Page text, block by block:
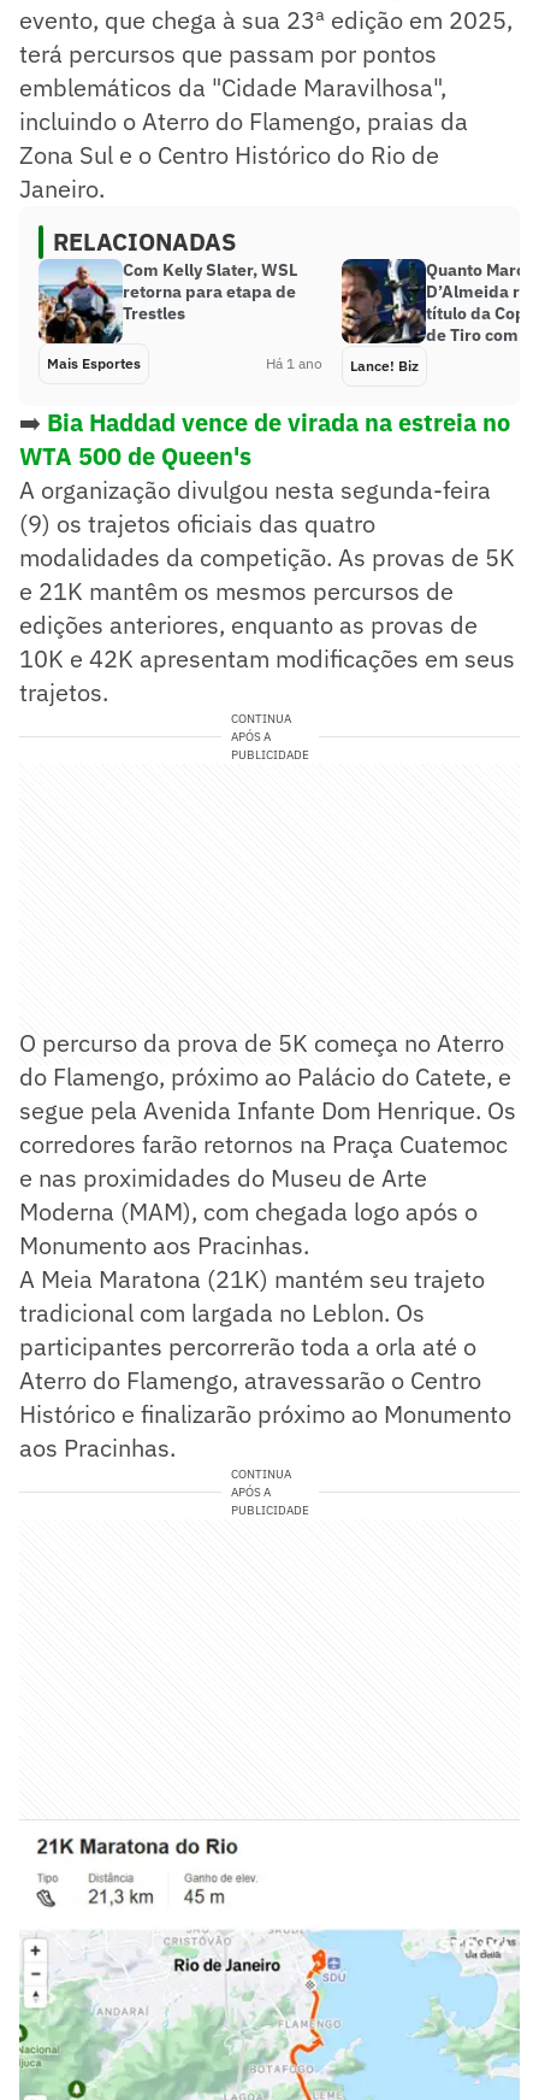
evento, que chega à sua 23ª edição em 2025,
terá percursos que passam por pontos
emblemáticos da "Cidade Maravilhosa",
incluindo o Aterro do Flamengo, praias da
Zona Sul e o Centro Histórico do Rio de
Janeiro.
RELACIONADAS
Com Kelly Slater, WSL
retorna para etapa de
Trestles
Mais Esportes Há 1 ano
Quanto
D’Almeida
título da Copa
de Tiro com
Lance! Biz
➡️ Bia Haddad vence de virada na estreia no
WTA 500 de Queen's
A organização divulgou nesta segunda-feira
(9) os trajetos oficiais das quatro
modalidades da competição. As provas de 5K
e 21K mantêm os mesmos percursos de
edições anteriores, enquanto as provas de
10K e 42K apresentam modificações em seus
trajetos.
CONTINUA
APÓS A
PUBLICIDADE
O percurso da prova de 5K começa no Aterro
do Flamengo, próximo ao Palácio do Catete, e
segue pela Avenida Infante Dom Henrique. Os
corredores farão retornos na Praça Cuatemoc
e nas proximidades do Museu de Arte
Moderna (MAM), com chegada logo após o
Monumento aos Pracinhas.
A Meia Maratona (21K) mantém seu trajeto
tradicional com largada no Leblon. Os
participantes percorrerão toda a orla até o
Aterro do Flamengo, atravessarão o Centro
Histórico e finalizarão próximo ao Monumento
aos Pracinhas.
CONTINUA
APÓS A
PUBLICIDADE